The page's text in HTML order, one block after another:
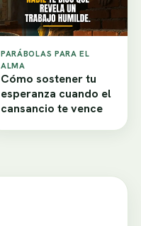
PARÁBOLAS PARA EL
ALMA
Cómo sostener tu
esperanza cuando el
cansancio te vence